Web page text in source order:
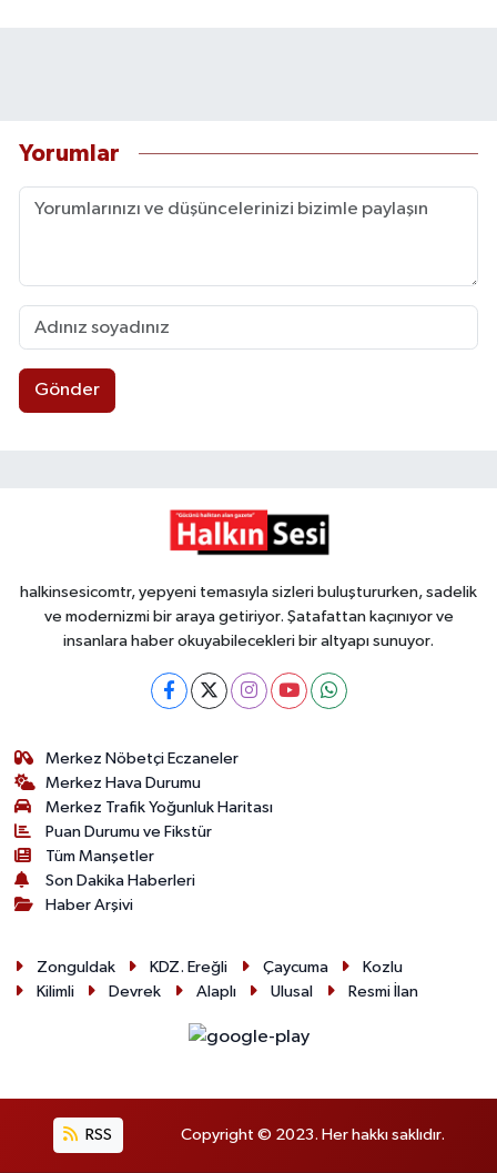
Yorumlar
Gönder
halkinsesicomtr, yepyeni temasıyla sizleri buluştururken, sadelik
ve modernizmi bir araya getiriyor. Şatafattan kaçınıyor ve
insanlara haber okuyabilecekleri bir altyapı sunuyor.
Merkez Nöbetçi Eczaneler
Merkez Hava Durumu
Merkez Trafik Yoğunluk Haritası
Puan Durumu ve Fikstür
Tüm Manşetler
Son Dakika Haberleri
Haber Arşivi
Zonguldak KDZ. Ereğli Çaycuma
Kozlu
Kilimli
Devrek Alaplı Ulusal Resmi İlan
RSS Copyright © 2023. Her hakkı saklıdır.